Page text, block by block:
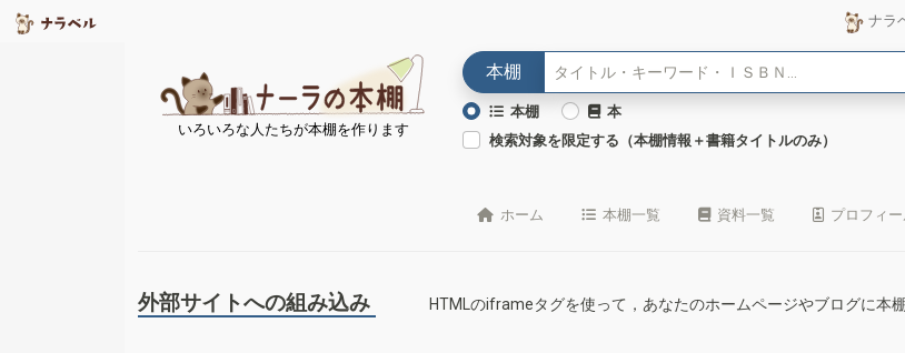
ナラ
いろいろな人たちが本棚を作ります
本棚
本棚
本
検索対象を限定する（本棚情報＋書籍タイトルのみ）
ホーム 本棚一覧 資料一覧 プロフィ
外部サイトへの組み込み HTMLのiframeタグを使って，あなたのホームページやブログに本